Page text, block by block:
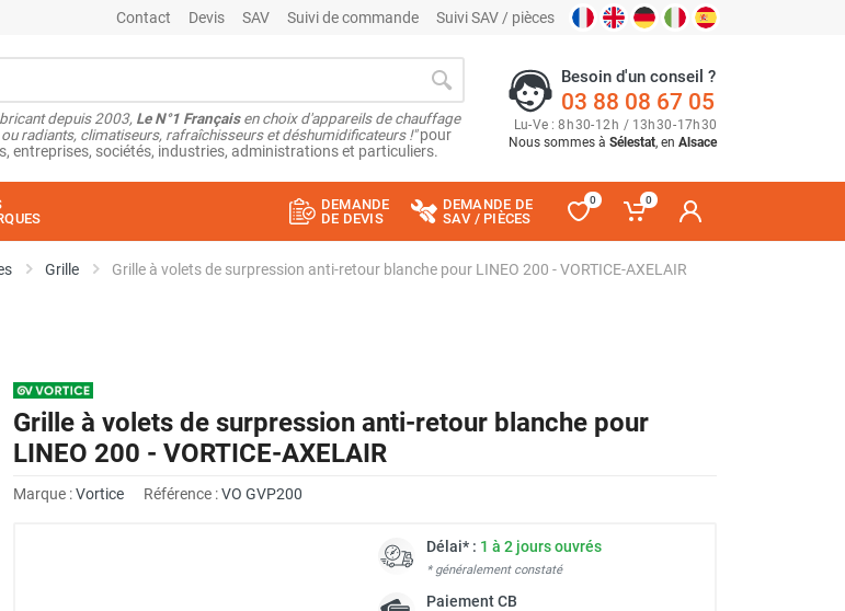
Contact Devis SAV Suivi de commande Suivi SAV / pièces
depuis 2003, Le N°1 Françaisen choix d'appareils de chauffage
radiants, climatiseurs, rafraîchisseurs et déshumidificateurs !"pour
entreprises, sociétés, industries, administrations et particuliers.
Besoin d'un conseil ?
03 88 08 67 05
Lu-Ve : 8h30-12h / 13h30-17h30
Nous sommes à Sélestat, en Alsace
DEMANDE
DE DEVIS
DEMANDE DE
SAV / PIÈCES
0 0
Grille Grille à volets de surpression anti-retour blanche pour LINEO 200 - VORTICE-AXELAIR
Grille à volets de surpression anti-retour blanche pour
LINEO 200 - VORTICE-AXELAIR
Marque :Vortice Référence :VO GVP200
Délai* : 1 à 2 jours ouvrés
* généralement constaté
PaiementCB